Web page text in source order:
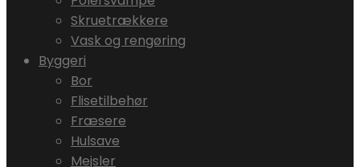
Skruetrækkere
Vask og rengøring
Byggeri
Bor
Flisetilbehør
Fræsere
Hulsave
Mejsler